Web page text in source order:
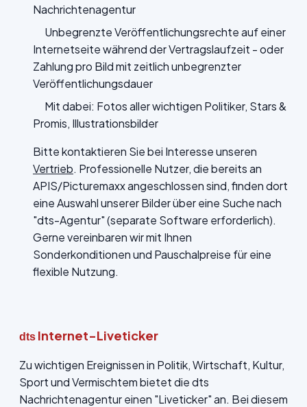
Nachrichtenagentur
Unbegrenzte Veröffentlichungsrechte auf einer
Internetseite während der Vertragslaufzeit - oder
Zahlung pro Bild mit zeitlich unbegrenzter
Veröffentlichungsdauer
Mit dabei: Fotos aller wichtigen Politiker, Stars &
Promis, Illustrationsbilder
Bitte kontaktieren Sie bei Interesse unseren
Vertrieb. Professionelle Nutzer, die bereits an
APIS/Picturemaxx angeschlossen sind, finden dort
eine Auswahl unserer Bilder über eine Suche nach
"dts-Agentur" (separate Software erforderlich).
Gerne vereinbaren wir mit Ihnen
Sonderkonditionen und Pauschalpreise für eine
flexible Nutzung.
dts Internet-Liveticker
Zu wichtigen Ereignissen in Politik, Wirtschaft, Kultur,
Sport und Vermischtem bietet die dts
Nachrichtenagentur einen "Liveticker" an. Bei diesem